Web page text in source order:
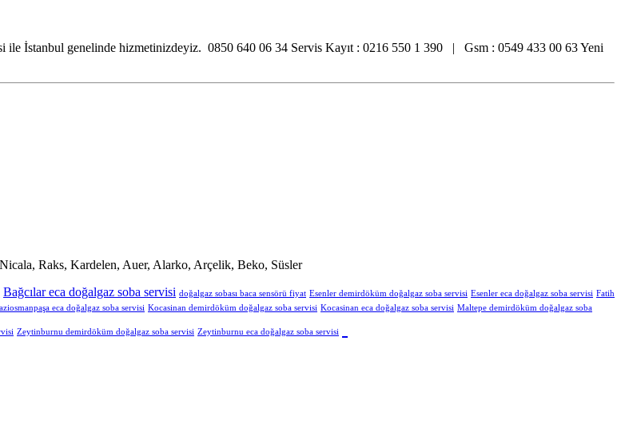
ile İstanbul genelinde hizmetinizdeyiz. 0850 640 06 34 Servis Kayıt : 0216 550 1 390 | Gsm : 0549 433 00 63 Yeni
Raks, Kardelen, Auer, Alarko, Arçelik, Beko, Süsler
Bağcılar eca doğalgaz soba servisi doğalgaz sobası baca sensörü fiyat Esenler demirdöküm doğalgaz soba servisi Esenler eca doğalgaz soba servisi Fatih
eca doğalgaz soba servisi Kocasinan demirdöküm doğalgaz soba servisi Kocasinan eca doğalgaz soba servisi Maltepe demirdöküm doğalgaz soba
Zeytinburnu demirdöküm doğalgaz soba servisi Zeytinburnu eca doğalgaz soba servisi